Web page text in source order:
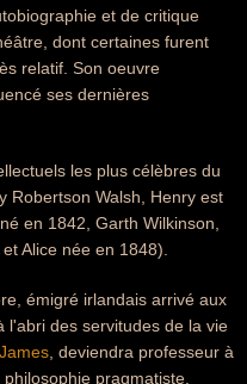
et de critique
dont certaines furent
relatif. Son oeuvre
ses dernières
les plus célèbres du
Robertson Walsh, Henry est
en 1842, Garth Wilkinson,
Alice née en 1848).
émigré irlandais arrivé aux
l'abri des servitudes de la vie
, deviendra professeur à
pragmatiste.